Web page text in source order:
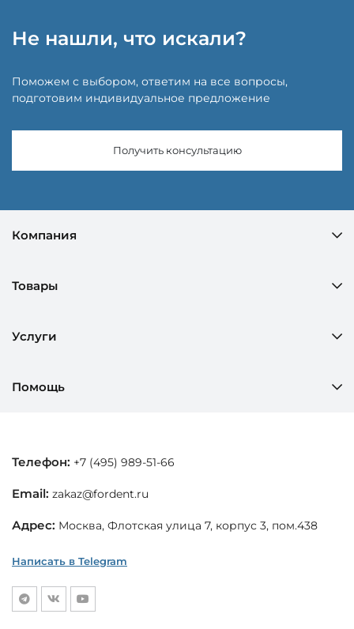
Не нашли, что искали?
Поможем с выбором, ответим на все вопросы,
подготовим индивидуальное предложение
Получить консультацию
Компания
Товары
Услуги
Помощь
Телефон: +7 (495) 989-51-66
Email: zakaz@fordent.ru
Адрес: Москва, Флотская улица 7, корпус 3, пом.438
Написать в Telegram